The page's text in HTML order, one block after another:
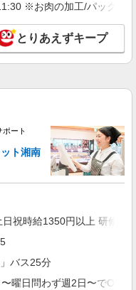
パンの製造(焼き)・包装が
フ
町33-1
※お肉の加工/パック詰
とりあえずキープ
ポート
ト湘南
祝時給1350円以上 研修
バス25分
曜日問わず週2日〜でOK